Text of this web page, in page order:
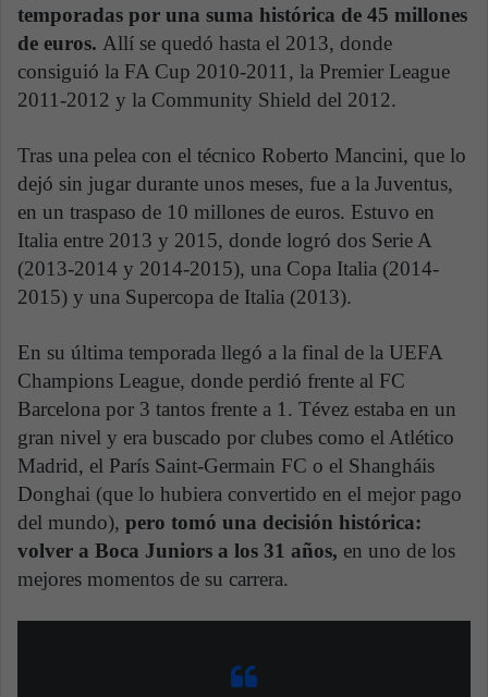
temporadas por una suma histórica de 45 millones
de euros. Allí se quedó hasta el 2013, donde
consiguió la FA Cup 2010-2011, la Premier League
2011-2012 y la Community Shield del 2012.
Tras una pelea con el técnico Roberto Mancini, que lo
dejó sin jugar durante unos meses, fue a la Juventus,
en un traspaso de 10 millones de euros. Estuvo en
Italia entre 2013 y 2015, donde logró dos Serie A
(2013-2014 y 2014-2015), una Copa Italia (2014-
2015) y una Supercopa de Italia (2013).
En su última temporada llegó a la final de la UEFA
Champions League, donde perdió frente al FC
Barcelona por 3 tantos frente a 1. Tévez estaba en un
gran nivel y era buscado por clubes como el Atlético
Madrid, el París Saint-Germain FC o el Shangháis
Donghai (que lo hubiera convertido en el mejor pago
del mundo), pero tomó una decisión histórica:
volver a Boca Juniors a los 31 años, en uno de los
mejores momentos de su carrera.